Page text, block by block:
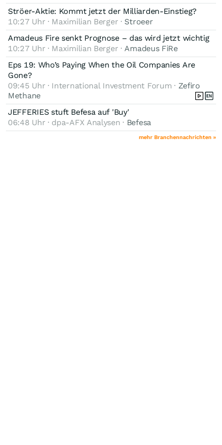
verfügt.
Ströer-Aktie: Kommt jetzt der Milliarden-Einstieg?
10:27 Uhr · Maximilian Berger · Stroeer
Amadeus Fire senkt Prognose – das wird jetzt wichtig
10:27 Uhr · Maximilian Berger · Amadeus FiRe
Eps 19: Who’s Paying When the Oil Companies Are
Gone?
09:45 Uhr · International Investment Forum · Zefiro
Methane
JEFFERIES stuft Befesa auf 'Buy'
06:48 Uhr · dpa-AFX Analysen · Befesa
mehr Branchennachrichten »